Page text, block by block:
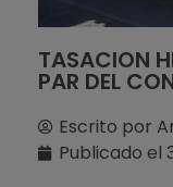
TASACION
PAR DEL
Escrito por
Publicado el